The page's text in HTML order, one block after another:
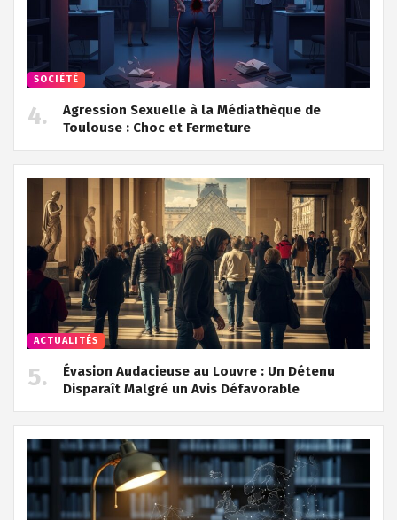
SOCIÉTÉ
Agression Sexuelle à la Médiathèque de
Toulouse : Choc et Fermeture
ACTUALITÉS
Évasion Audacieuse au Louvre : Un Détenu
Disparaît Malgré un Avis Défavorable